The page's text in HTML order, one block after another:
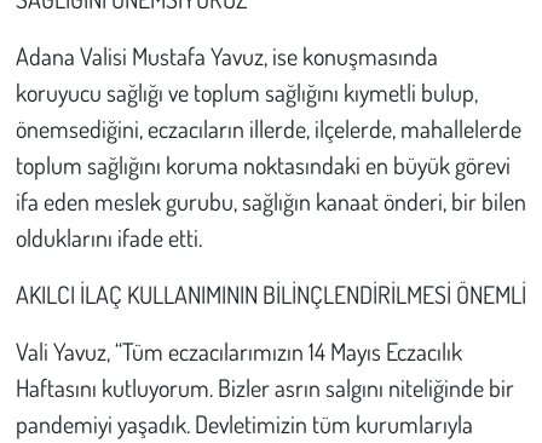
Adana Valisi Mustafa Yavuz, ise konuşmasında
koruyucu sağlığı ve toplum sağlığını kıymetli bulup,
önemsediğini, eczacıların illerde, ilçelerde, mahallelerde
toplum sağlığını koruma noktasındaki en büyük görevi
ifa eden meslek gurubu, sağlığın kanaat önderi, bir bilen
olduklarını ifade etti.
AKILCI İLAÇ KULLANIMININ BİLİNÇLENDİRİLMESİ ÖNEMLİ
Vali Yavuz, “Tüm eczacılarımızın 14 Mayıs Eczacılık
Haftasını kutluyorum. Bizler asrın salgını niteliğinde bir
pandemiyi yaşadık. Devletimizin tüm kurumlarıyla